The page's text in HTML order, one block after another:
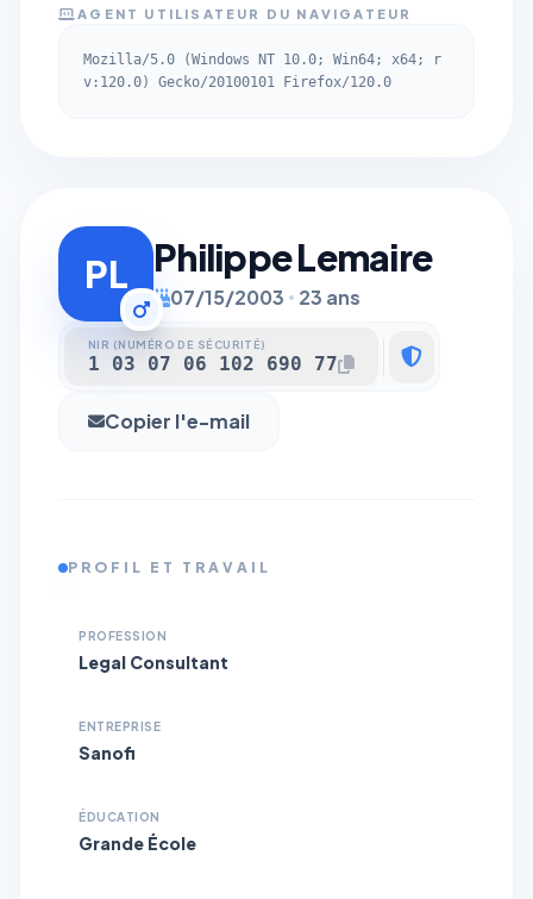
AGENT UTILISATEUR DU NAVIGATEUR
Mozilla/5.0 (Windows NT 10.0; Win64; x64; r
v:120.0) Gecko/20100101 Firefox/120.0
PL Philippe Lemaire
07/15/2003 23 ans
NIR (NUMÉRO DE SÉCURITÉ)
1 03 07 06 102 690 77
Copier l'e-mail
PROFIL ET TRAVAIL
PROFESSION
Legal Consultant
ENTREPRISE
Sanofi
ÉDUCATION
Grande École